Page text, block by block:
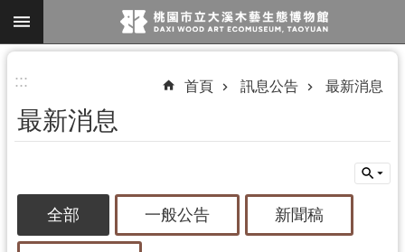
跳到主要內容區塊
搜
尋
參
::: 首頁 訊息公告 最新消息
最新消息
全部 一般公告 新聞稿